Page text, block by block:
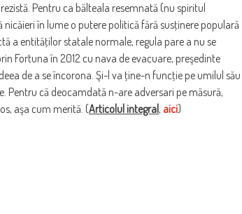
Pentru ca bălteala resemnată (nu spiritul
în lume o putere politică fără susţinere populară
a entităţilor statale normale, regula pare a nu se
Fortuna în 2012 cu nava de evacuare, preşedinte
de a se încorona. Şi-l va ţine-n funcţie pe umilul său
Pentru că deocamdată n-are adversari pe măsură,
aşa cum merită. (Articolul integral, aici)